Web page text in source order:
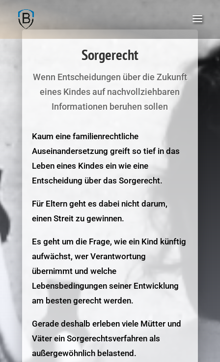
Sorgerecht
Wenn Entscheidungen über die Zukunft
eines Kindes auf nachvollziehbaren
Informationen beruhen sollen
Kaum eine familienrechtliche
Auseinandersetzung greift so tief in das
Leben eines Kindes ein wie eine
Entscheidung über das Sorgerecht.
Für Eltern geht es dabei nicht darum,
einen Streit zu gewinnen.
Es geht um die Frage, wie ein Kind künftig
aufwächst, wer Verantwortung
übernimmt und welche
Lebensbedingungen seiner Entwicklung
am besten gerecht werden.
Gerade deshalb erleben viele Mütter und
Väter ein Sorgerechtsverfahren als
außergewöhnlich belastend.